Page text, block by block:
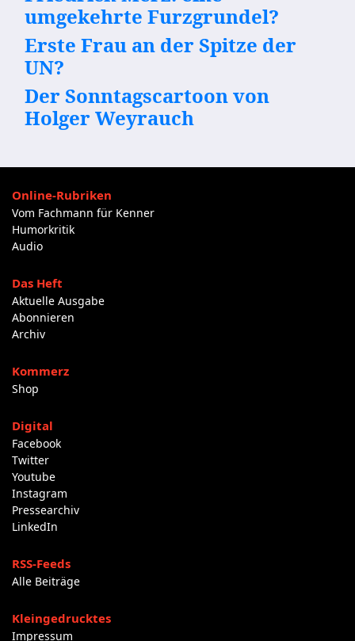
umgekehrte Furzgrundel?
Erste Frau an der Spitze der
UN?
Der Sonntagscartoon von
Holger Weyrauch
Online-Rubriken
Vom Fachmann für Kenner
Humorkritik
Audio
Das Heft
Aktuelle Ausgabe
Abonnieren
Archiv
Kommerz
Shop
Digital
Facebook
Twitter
Youtube
Instagram
Pressearchiv
LinkedIn
RSS-Feeds
Alle Beiträge
Kleingedrucktes
Impressum